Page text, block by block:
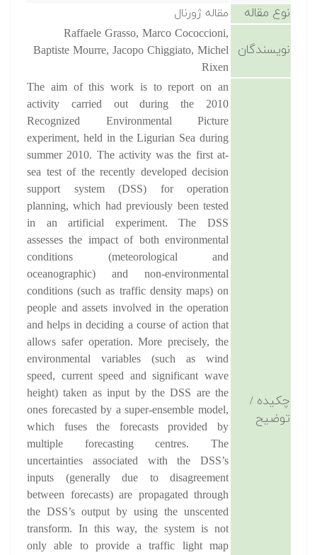
نوع مقاله مقاله ژورنال
نویسندگان
Raffaele Grasso, Marco Cococcioni,
Baptiste Mourre, Jacopo Chiggiato, Michel
Rixen
چکیده /
توضیح
The aim of this work is to report on an
activity carried out during the 2010
Recognized Environmental Picture
experiment, held in the Ligurian Sea during
summer 2010. The activity was the first at-
sea test of the recently developed decision
support system (DSS) for operation
planning, which had previously been tested
in an artificial experiment. The DSS
assesses the impact of both environmental
conditions (meteorological and
oceanographic) and non-environmental
conditions (such as traffic density maps) on
people and assets involved in the operation
and helps in deciding a course of action that
allows safer operation. More precisely, the
environmental variables (such as wind
speed, current speed and significant wave
height) taken as input by the DSS are the
ones forecasted by a super-ensemble model,
which fuses the forecasts provided by
multiple forecasting centres. The
uncertainties associated with the DSS’s
inputs (generally due to disagreement
between forecasts) are propagated through
the DSS’s output by using the unscented
transform. In this way, the system is not
only able to provide a traffic light map